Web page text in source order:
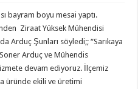
bayram boyu mesai yaptı.
Ziraat Yüksek Mühendisi
Arduç Şunları söyledi;; “Sarıkaya
Arduç ve Mühendis
devam ediyoruz. İlçemiz
üründe ekili ve üretimi